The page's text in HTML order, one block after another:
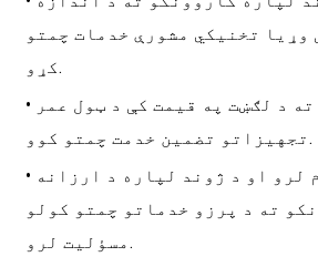
وړیا تخنیکي مشورې خدمات چمتو
کړو.
• موږ کاروونکو ته د لګښت په قیمت کې د ټول عمر
تجهیزاتو تضمین خدمت چمتو کوو.
• موږ د پرزو ګودام لرو او د ژوند لپاره د ارزانه
ته د پرزو خدماتو چمتو کولو
مسؤلیت لرو.